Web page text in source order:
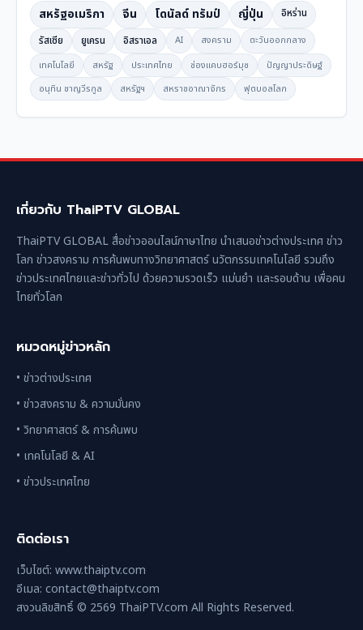
สหรัฐอเมริกา จีน โดนัลด์ ทรัมป์ ญี่ปุ่น
อิหร่าน
รัสเซีย
ยูเครน อิสราเอล AI สงคราม
ตะวันออกกลาง
เทคโนโลยี
สหรัฐ ประเทศไทย ช่องแคบฮอร์มุซ
ปัญญาประดิษฐ์
อนุทิน ชาญวีรกูล
สหรัฐฯ สหราชอาณาจักร ฟุตบอลโลก
เกี่ยวกับ ThaiPTV GLOBAL
ThaiPTV GLOBAL สื่อข่าวออนไลน์ภาษาไทย นำเสนอข่าวต่างประเทศ ข่าว
โลก ข่าวสงคราม การค้นพบทางวิทยาศาสตร์ นวัตกรรมเทคโนโลยี รวมถึง
ข่าวประเทศไทยและข่าวทั่วไป ด้วยความรวดเร็ว แม่นยำ และรอบด้าน เพื่อคน
ไทยทั่วโลก
หมวดหมู่ข่าวหลัก
• ข่าวต่างประเทศ
• ข่าวสงคราม & ความมั่นคง
• วิทยาศาสตร์ & การค้นพบ
• เทคโนโลยี & AI
• ข่าวประเทศไทย
ติดต่อเรา
เว็บไซต์: www.thaiptv.com
อีเมล: contact@thaiptv.com
สงวนลิขสิทธิ์ © 2569 ThaiPTV.com All Rights Reserved.